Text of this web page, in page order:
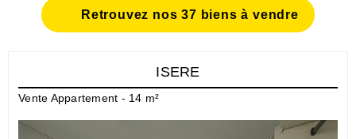
Retrouvez nos 37 biens à vendre
ISERE
Vente Appartement - 14 m²